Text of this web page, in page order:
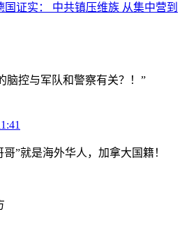
国证实： 中共镇压维族 从集中营到
脑控与军队和警察有关？！”
”就是海外华人，加拿大国籍！